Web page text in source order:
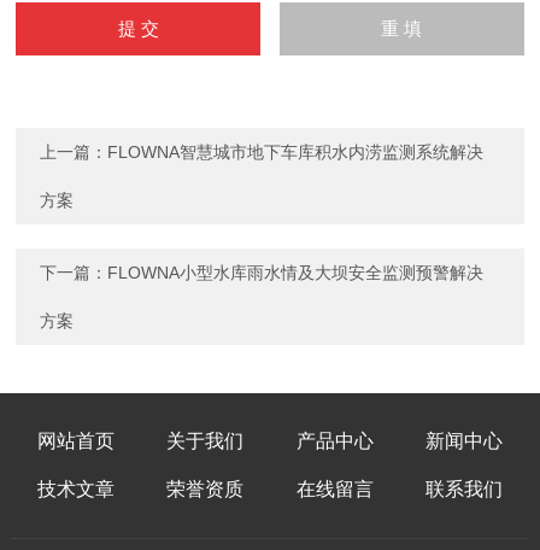
上一篇： FLOWNA智慧城市地下车库积水内涝监测系统解决
方案
下一篇： FLOWNA小型水库雨水情及大坝安全监测预警解决
方案
网站首页 关于我们 产品中心 新闻中心
技术文章 荣誉资质 在线留言 联系我们